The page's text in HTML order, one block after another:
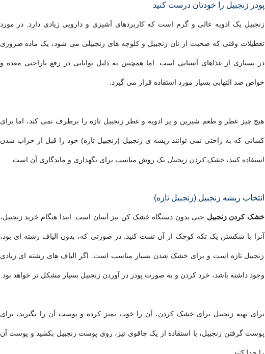
پودر زنجبیل را خودتان درست کنید
زنجبیل یک ادویه عالی و گرم است که کاربردهای آشپزی و دارویی زیادی دارد. در مورد
تعطیلات وقتی که صحبت از نان زنجبیل و کلوچه های زنجبیلی می شود، یک ماده ضروری
در بسیاری از غذاهای آسیایی است. اما همچنین به دلیل توانایی در رفع ناراحتی معده و
خواص ضد التهابی بسیار مورد استفاده قرار می گیرد.
هیچ چیز عطر و طعم شیرین و پر ادویه و عطر زنجبیل تازه را برطرف نمی کند، اما برای
کسانی که به راحتی نمی توانند ریشه ی زنجبیل (زنجبیل تازه) خود را قبل از خراب شدن
استفاده کنند،خشک کردن زنجبیل یک روش مناسب برای نگهداری و ماندگاری آن است.
انتخاب ریشه زنجبیل (زنجبیل تازه)
خشک کردن زنجبیل حتی بدون دستگاه خشک کن نیز آسان است. ابتدا هنگام خرید زنجبیل،
آنرا با شکستن یک تکه کوچک از آن تست کنید. در صورتی که، بدون الیاف رشته ای بود،
زنجبیل تازه است و برای خشک شدن بسیار مناسب است. اگر الیاف های رشته ای زیادی
وجود داشته باشد، خرد کردن و به صورت پودر در آوردن زنجبیل بسیار مشکل تر خواهد بود.
برای تهیه زنجبیل برای خشک کردن، آن را خوب تمیز کرده و پوست آن را بگیرید، برای
پوست گرفتن زنجبیل، با استفاده از یک چاقوی تیز، روی پوست زنجبیل بکشید و پوست آن